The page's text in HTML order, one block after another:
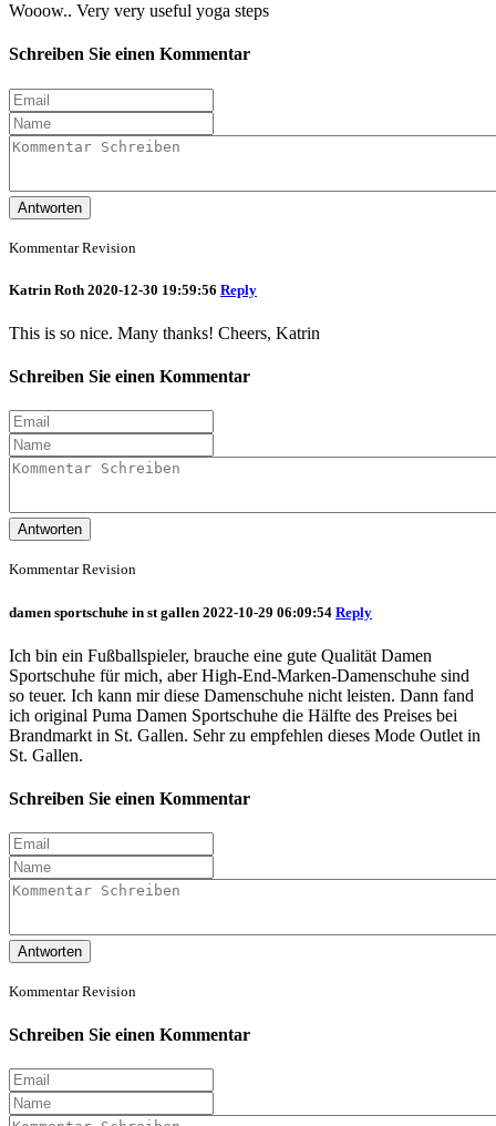
Wooow.. Very very useful yoga steps
Schreiben Sie einen Kommentar
Antworten
Kommentar Revision
Katrin Roth 2020-12-30 19:59:56 Reply
This is so nice. Many thanks! Cheers, Katrin
Schreiben Sie einen Kommentar
Antworten
Kommentar Revision
damen sportschuhe in st gallen 2022-10-29 06:09:54 Reply
Ich bin ein Fußballspieler, brauche eine gute Qualität Damen
Sportschuhe für mich, aber High-End-Marken-Damenschuhe sind
so teuer. Ich kann mir diese Damenschuhe nicht leisten. Dann fand
ich original Puma Damen Sportschuhe die Hälfte des Preises bei
Brandmarkt in St. Gallen. Sehr zu empfehlen dieses Mode Outlet in
St. Gallen.
Schreiben Sie einen Kommentar
Antworten
Kommentar Revision
Schreiben Sie einen Kommentar